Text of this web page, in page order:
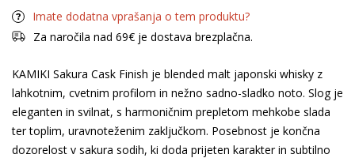
Imate dodatna vprašanja o tem produktu?
Za naročila nad 69€ je dostava brezplačna.
KAMIKI Sakura Cask Finish je blended malt japonski whisky z
lahkotnim, cvetnim profilom in nežno sadno-sladko noto. Slog je
eleganten in svilnat, s harmoničnim prepletom mehkobe slada
ter toplim, uravnoteženim zaključkom. Posebnost je končna
dozorelost v sakura sodih, ki doda prijeten karakter in subtilno